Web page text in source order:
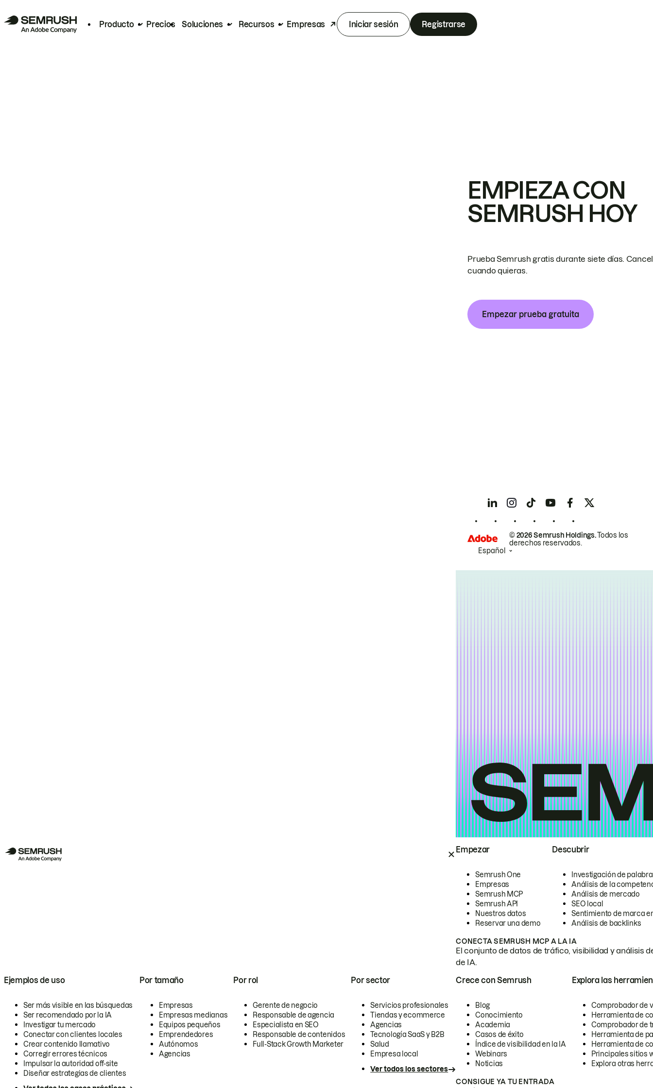
Producto Precios Soluciones Recursos Empresas Iniciar sesión Registrarse
Empezar
Semrush One
Empresas
Semrush MCP
Semrush API
Nuestros datos
Reservar una demo
Descubrir
Investigación de
Análisis de la
Análisis de mercado
SEO local
Sentimiento de marca
Análisis de backlinks
CONECTA SEMRUSH MCP A LA IA
El conjunto de datos de tráfico, visibilidad y análisis
de IA.
Ejemplos de uso
Ser más visible en las búsquedas
Ser recomendado por la IA
Investigar tu mercado
Conectar con clientes locales
Crear contenido llamativo
Corregir errores técnicos
Impulsar la autoridad off-site
Diseñar estrategias de clientes
Por tamaño
Empresas
Empresas medianas
Equipos pequeños
Emprendedores
Autónomos
Agencias
Por rol
Gerente de negocio
Responsable de agencia
Especialista en SEO
Responsable de contenidos
Full-Stack Growth Marketer
Por sector
Servicios profesionales
Tiendas y ecommerce
Agencias
Tecnología SaaS y B2B
Salud
Empresa local
Ver todos los sectores
Crece con Semrush
Blog
Conocimiento
Academia
Casos de éxito
Índice de visibilidad en la IA
Webinars
Noticias
Explora las
Comprobador de
Herramienta de
Comprobador de
Herramienta de
Herramienta de
Principales sitios
Explora otras
CONSIGUE YA TU ENTRADA
EMPIEZA CON
SEMRUSH HOY
Prueba Semrush gratis durante siete días.
cuando quieras.
Empezar prueba gratuita
© 2026 Semrush Holdings.Todos los
derechos reservados.
Español